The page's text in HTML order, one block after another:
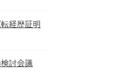
経歴証明
討会議